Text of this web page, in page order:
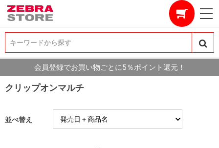
キーワードから探す
キーワードから探す
会員登録でお買い物ごとに5％ポイント還元！
クリップオンマルチ
並べ替え